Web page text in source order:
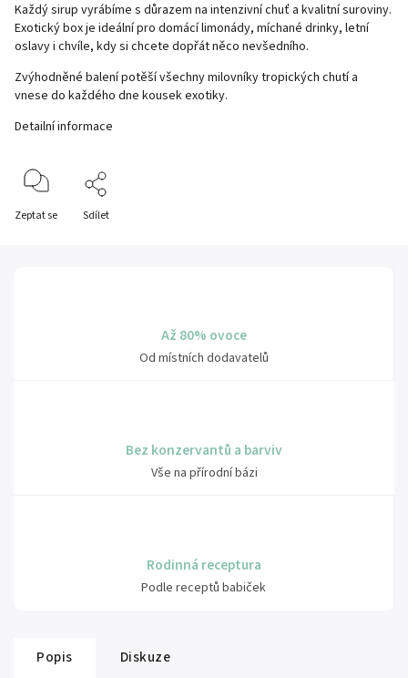
Každý sirup vyrábíme s důrazem na intenzivní chuť a kvalitní suroviny.
Exotický box je ideální pro domácí limonády, míchané drinky, letní
oslavy i chvíle, kdy si chcete dopřát něco nevšedního.
Zvýhodněné balení potěší všechny milovníky tropických chutí a
vnese do každého dne kousek exotiky.
Detailní informace
Zeptat se Sdílet
Až 80% ovoce
Od místních dodavatelů
Bez konzervantů a barviv
Vše na přírodní bázi
Rodinná receptura
Podle receptů babiček
Popis Diskuze